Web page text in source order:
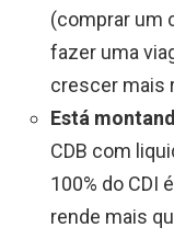
(comprar um
fazer uma
crescer mais
Está
CDB com
100% do CDI
rende mais